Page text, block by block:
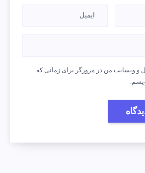
و وبسایت من در مرورگر برای زمانی که